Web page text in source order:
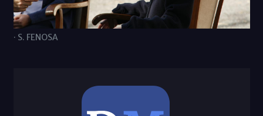
· S. FENOSA